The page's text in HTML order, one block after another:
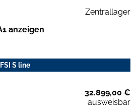
Zentrallager
anzeigen
S line
32.899,00 €
ausweisbar